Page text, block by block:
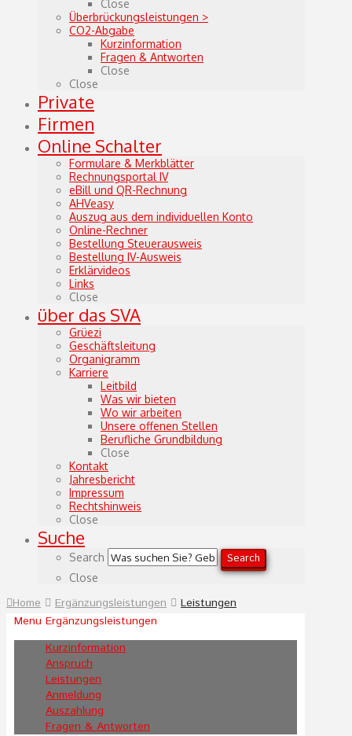
Close
Überbrückungsleistungen >
CO2-Abgabe
Kurzinformation
Fragen & Antworten
Close
Close
Private
Firmen
Online Schalter
Formulare & Merkblätter
Rechnungsportal IV
eBill und QR-Rechnung
AHVeasy
Auszug aus dem individuellen Konto
Online-Rechner
Bestellung Steuerausweis
Bestellung IV-Ausweis
Erklärvideos
Links
Close
über das SVA
Grüezi
Geschäftsleitung
Organigramm
Karriere
Leitbild
Was wir bieten
Wo wir arbeiten
Unsere offenen Stellen
Berufliche Grundbildung
Close
Kontakt
Jahresbericht
Impressum
Rechtshinweis
Close
Suche
Search Search
Close
Home Ergänzungsleistungen
Leistungen
Menu Ergänzungsleistungen
Kurzinformation
Anspruch
Leistungen
Anmeldung
Auszahlung
Fragen & Antworten